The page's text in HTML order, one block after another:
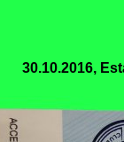
30.10.2016,